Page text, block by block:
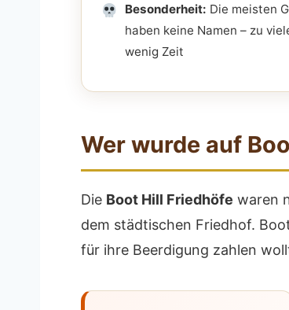
Besonderheit: Die meisten
haben keine Namen – zu
wenig Zeit
Wer wurde auf
Die Boot Hill Friedhöfe waren
dem städtischen Friedhof.
für ihre Beerdigung zahlen